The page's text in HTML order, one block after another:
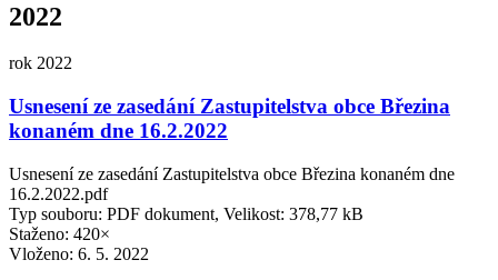
2022
rok 2022
Usnesení ze zasedání Zastupitelstva obce Březina
konaném dne 16.2.2022
Usnesení ze zasedání Zastupitelstva obce Březina konaném dne
16.2.2022.pdf
Typ souboru: PDF dokument, Velikost: 378,77 kB
Staženo: 420×
Vloženo: 6. 5. 2022